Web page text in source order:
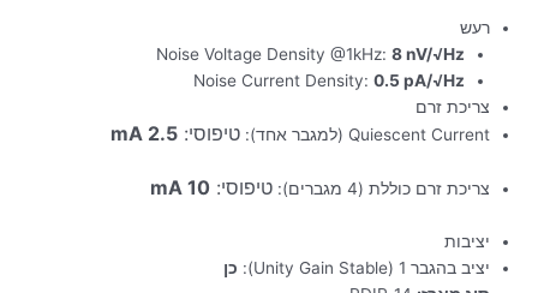
רעש
Noise Voltage Density @1kHz:8 nV/√Hz
Noise Current Density:0.5 pA/√Hz
צריכת זרם
Quiescent Current (למגבר אחד):
טיפוסי: 2.5 mA
צריכת זרם כוללת (4 מגברים): טיפוסי: 10 mA
יציבות
יציב בהגבר 1 (Unity Gain Stable):
כן